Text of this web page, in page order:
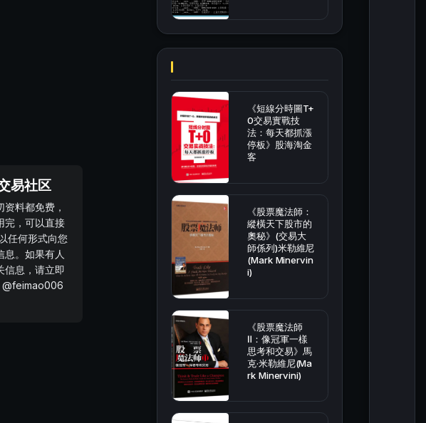
《短線分時圖T+
0交易實戰技
法：每天都抓漲
停板》股海淘金
客
《股票魔法師：
縱橫天下股市的
奧秘》(交易大
師係列)米勒維尼
(Mark Minervin
i)
《股票魔法師
Ⅱ：像冠軍一樣
思考和交易》馬
克·米勒維尼(Ma
rk Minervini)
易社区
料都免费，
完，可以直接
任何形式向您
息。如果有人
信息，请立即